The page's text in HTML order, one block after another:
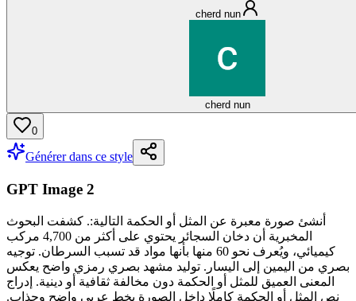
cherd nun
cherd nun
0
Générer dans ce style
GPT Image 2
أنشئ صورة معبرة عن المثل أو الحكمة التالية:. كشفت البحوث
المخبرية أن دخان السجائر يحتوي على أكثر من 4,700 مركب
كيميائي، ويُعرف نحو 60 منها بأنها مواد قد تسبب السرطان. توجيه
بصري من اليمين إلى اليسار. توليد مشهد بصري رمزي واضح يعكس
المعنى العميق للمثل أو الحكمة دون مخالفة ثقافية أو دينية. إدراج
نص المثل أو الحكمة كاملًا داخل الصورة بخط عربي واضح وجذاب.